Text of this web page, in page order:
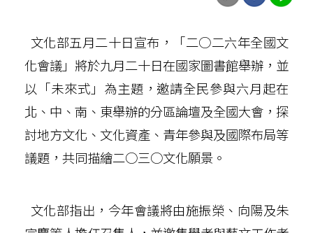
文化部五月二十日宣布，「二○二六年全國文
化會議」將於九月二十日在國家圖書館舉辦，並
以「未來式」為主題，邀請全民參與六月起在
北、中、南、東舉辦的分區論壇及全國大會，探
討地方文化、文化資產、青年參與及國際布局等
議題，共同描繪二○三○文化願景。
文化部指出，今年會議將由施振榮、向陽及朱